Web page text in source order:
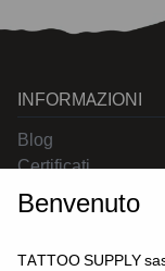
INFORMAZIONI
Blog
Certificati
Contatti
Benvenuto
TATTOO SUPPLY